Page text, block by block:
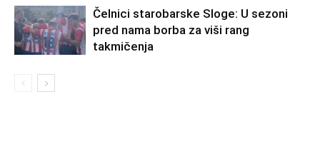
Čelnici starobarske Sloge: U sezoni
pred nama borba za viši rang
takmičenja